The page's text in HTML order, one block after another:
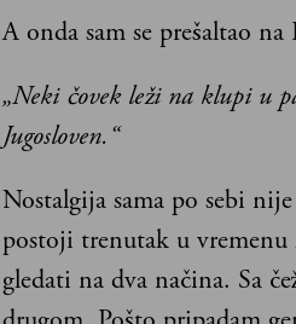
A onda sam se prešaltao
„Neki čovek leži na klupi u
Jugosloven.“
Nostalgija sama po sebi
postoji trenutak u vremenu
gledati na dva načina. Sa